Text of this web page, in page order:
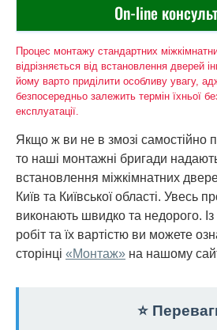
On-line
Процес монтажу стандартних
відрізняється від встановлення дверей
йому варто приділити особливу увагу,
безпосередньо залежить термін їхньої
експлуатації.
Якщо ж ви не в змозі самостійно
то наші монтажні бригади
встановлення міжкімнатних
Київ та Київської області. Увесь
виконають швидко та недорого.
робіт та їх вартістю ви можете
сторінці «Монтаж» на нашому
⭐